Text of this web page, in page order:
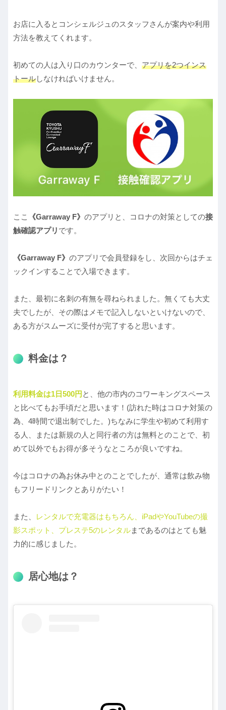
お店に入るとコンシェルジュのスタッフさんが案内や利用
方法を教えてくれます。
初めての人は入り口のカウンターで、 アプリを2つインス
トールしなければいけません。
ここ 《Garraway F》 のアプリと、コロナの対策としての接
触確認アプリ です。
《Garraway F》 のアプリで会員登録をし、次回からはチェ
ックインすることで入場できます。
また、最初に名刺の有無を尋ねられました。無くても大丈
夫でしたが、その際はメモで記入しないといけないので、
ある方がスムーズに受付が完了すると思います。
料金は？
利用料金は1日500円 と、他の市内のコワーキングスペース
と比べてもお手頃だと思います！(訪れた時はコロナ対策の
為、4時間で退出制でした。)ちなみに学生や初めて利用す
る人、または新規の人と同行者の方は無料とのことで、初
めて以外でもお得が多そうなところが良いですね。
今はコロナの為お休み中とのことでしたが、通常は飲み物
もフリードリンクとありがたい！
また、
レンタルで充電器はもちろん、iPadやYouTubeの撮
影スポット、プレステ5のレンタルまであるのはとても魅
力的に感じました。
居心地は？